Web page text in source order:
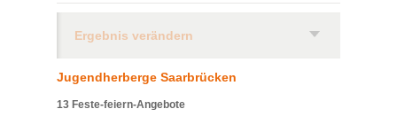
Ergebnis verändern
Jugendherberge Saarbrücken
13 Feste-feiern-Angebote